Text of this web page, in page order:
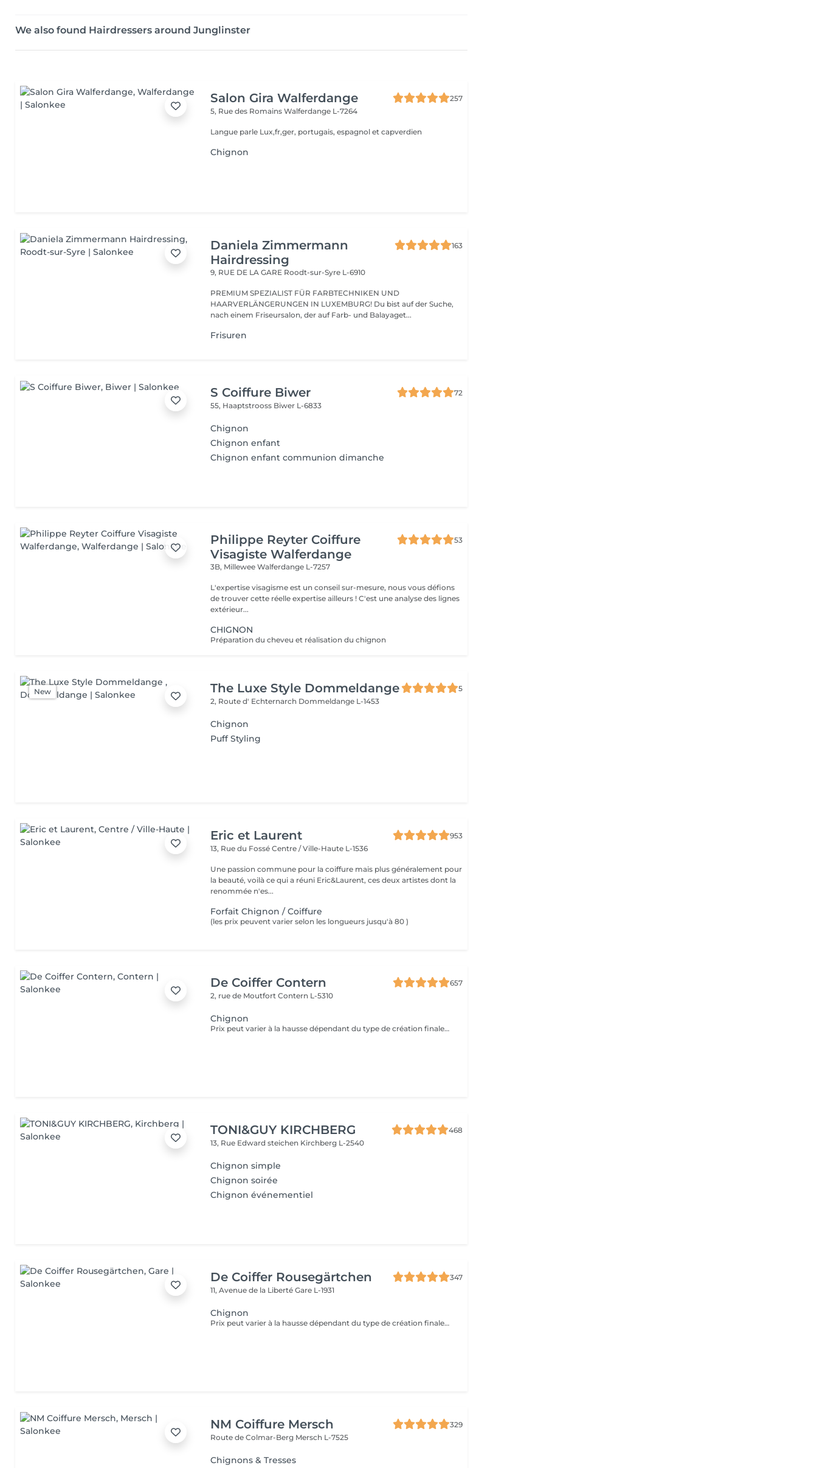
We also found Hairdressers around Junglinster
Salon Gira Walferdange
257
5, Rue des RomainsWalferdange L-7264
Langue parle Lux,fr,ger, portugais, espagnol et capverdien
Chignon
Daniela Zimmermann
Hairdressing
163
9, RUE DE LA GARE Roodt-sur-Syre L-6910
PREMIUM SPEZIALIST FÜR FARBTECHNIKEN UND
HAARVERLÄNGERUNGEN IN LUXEMBURG! Du bist auf der Suche,
nach einem Friseursalon, der auf Farb- und Balayaget...
Frisuren
S Coiffure Biwer
72
55, Haaptstrooss Biwer L-6833
Chignon
Chignon enfant
Chignon enfant communion dimanche
Philippe Reyter Coiffure
Visagiste Walferdange
53
3B, MilleweeWalferdange L-7257
L'expertise visagisme est un conseil sur-mesure, nous vous défions
de trouver cette réelle expertise ailleurs ! C'est une analyse des lignes
extérieur...
CHIGNON
Préparation du cheveu et réalisation du chignon
New The Luxe Style Dommeldange
5
2, Route d' Echternarch Dommeldange L-1453
Chignon
Puff Styling
Eric et Laurent
953
13, Rue du FosséCentre / Ville-Haute L-1536
Une passion commune pour la coiffure mais plus généralement pour
la beauté, voilà ce qui a réuni Eric&Laurent, ces deux artistes dont la
renommée n'es...
Forfait Chignon / Coiffure
(les prix peuvent varier selon les longueurs jusqu'à 80 )
De Coiffer Contern
657
2, rue de MoutfortContern L-5310
Chignon
Prix peut varier à la hausse dépendant du type de création finalement réalisée.
TONI&GUY KIRCHBERG
468
13, Rue Edward steichen Kirchberg L-2540
Chignon simple
Chignon soirée
Chignon événementiel
De Coiffer Rousegärtchen
347
11, Avenue de la LibertéGare L-1931
Chignon
Prix peut varier à la hausse dépendant du type de création finalement réalisée.
NM Coiffure Mersch
329
Route de Colmar-Berg Mersch L-7525
Chignons & Tresses